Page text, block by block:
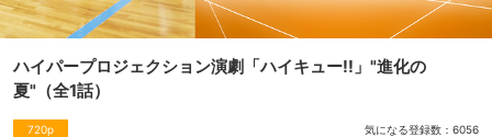
ハイパープロジェクション演劇「ハイキュー!!」"進化の
夏" （全1話）
720p 気になる登録数： 6056